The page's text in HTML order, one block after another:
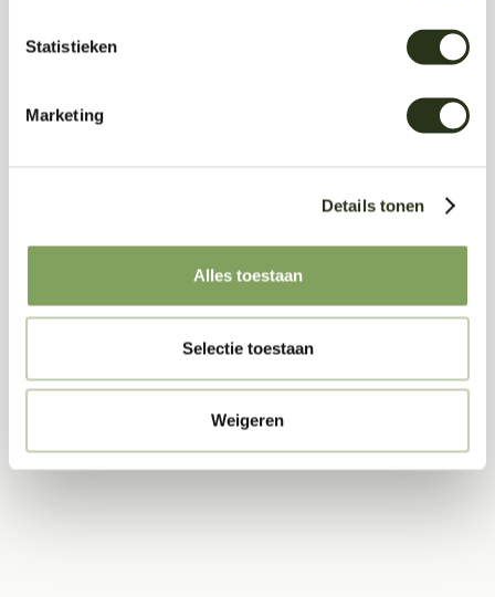
Statistieken
Marketing
Details tonen
Alles toestaan
Selectie toestaan
Weigeren